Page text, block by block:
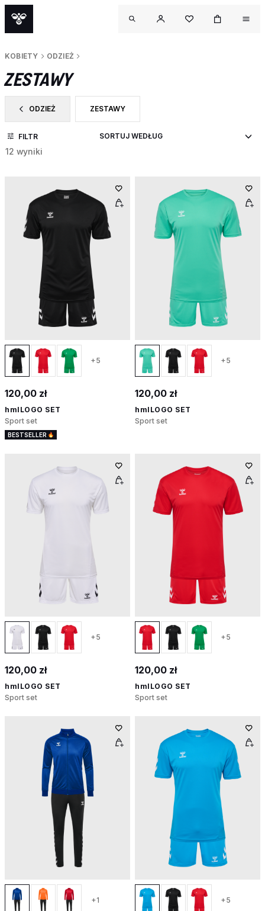
KOBIETY ODZIEŻ
ZESTAWY
ODZIEŻ
ZAWĘŹ DO CATEGORY: ODZIEŻ
ZESTAWY
ZAWĘŹ DO RODZAJ PRODUKTU: ZESTAWY
FILTR
12 wyniki
+5
120,00 zł
hmlLOGO SET
Sport set
BESTSELLER
+5
120,00 zł
hmlLOGO SET
Sport set
+5
120,00 zł
hmlLOGO SET
Sport set
+5
120,00 zł
hmlLOGO SET
Sport set
+1 +5